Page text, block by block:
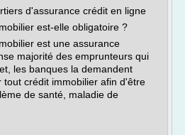
d'assurance crédit en ligne
est-elle obligatoire ?
est une assurance
majorité des emprunteurs qui
les banques la demandent
tout crédit immobilier afin d'être
de santé, maladie de